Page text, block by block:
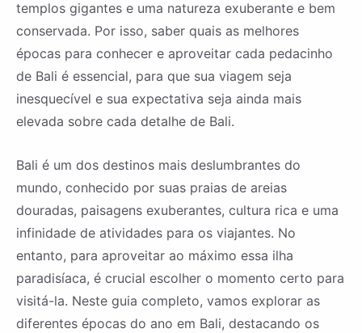
templos gigantes e uma natureza exuberante e bem
conservada. Por isso, saber quais as melhores
épocas para conhecer e aproveitar cada pedacinho
de Bali é essencial, para que sua viagem seja
inesquecível e sua expectativa seja ainda mais
elevada sobre cada detalhe de Bali.
Bali é um dos destinos mais deslumbrantes do
mundo, conhecido por suas praias de areias
douradas, paisagens exuberantes, cultura rica e uma
infinidade de atividades para os viajantes. No
entanto, para aproveitar ao máximo essa ilha
paradisíaca, é crucial escolher o momento certo para
visitá-la. Neste guia completo, vamos explorar as
diferentes épocas do ano em Bali, destacando os